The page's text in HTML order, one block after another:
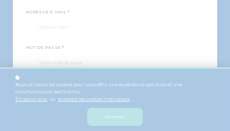
ADRESSE E-MAIL *
MOT DE PASSE*
NOM*
Nous utilisons les cookies pour vous offrir une expérience optimale et une
communication pertinente.
En savoir plus ou accepter les cookies individuels .
J'ai compris!